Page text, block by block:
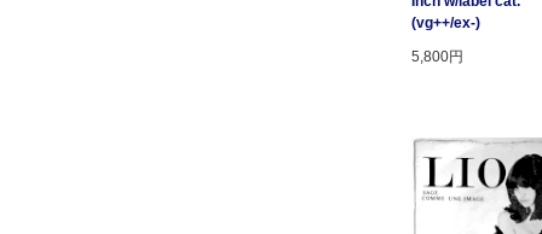
(vg++/ex-)
5,800円